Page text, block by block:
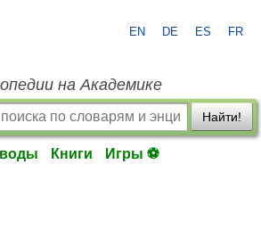
EN DE ES FR
на Академике
Найти!
Книги Игры ⚽